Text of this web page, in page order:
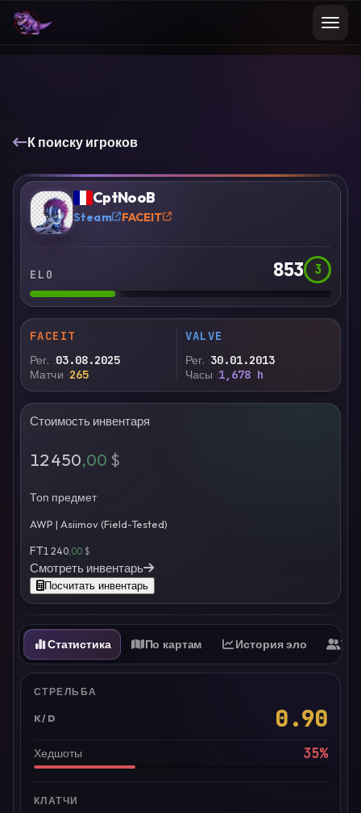
К поиску игроков
? CptNooB
Steam FACEIT
ELO 853 3
FACEIT
Рег. 03.08.2025
Матчи 265
VALVE
Рег. 30.01.2013
Часы 1,678 h
Стоимость инвентаря
12 450,00 $
Топ предмет
AWP | Asiimov (Field-Tested)
FT1 240 ,00 $
Смотреть инвентарь
Посчитать инвентарь
Статистика По картам История эло
СТРЕЛЬБА
K/D 0.90
Хедшоты 35%
КЛАТЧИ